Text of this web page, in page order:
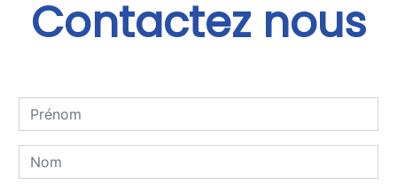
Contactez nous